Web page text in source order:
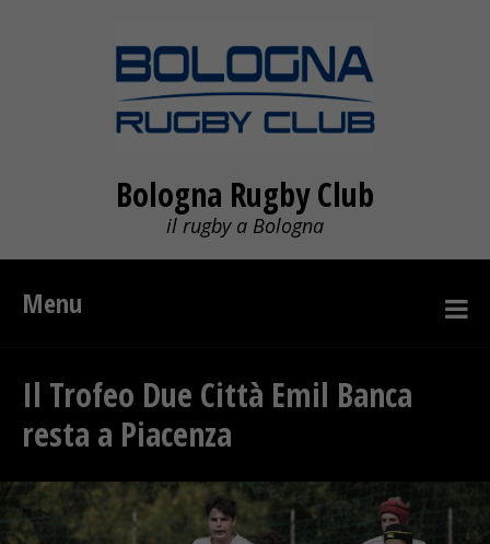
Bologna Rugby Club
il rugby a Bologna
Menu
Il Trofeo Due Città Emil Banca
resta a Piacenza